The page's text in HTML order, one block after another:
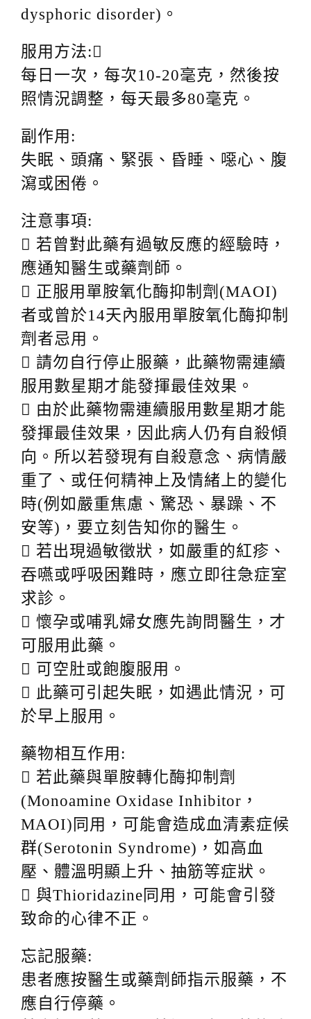
dysphoric disorder)。
服用方法:
每日一次，每次10-20毫克，然後按
照情況調整，每天最多80毫克。
副作用:
失眠、頭痛、緊張、昏睡、噁心、腹
瀉或困倦。
注意事項:
 若曾對此藥有過敏反應的經驗時，
應通知醫生或藥劑師。
 正服用單胺氧化酶抑制劑(MAOI)
者或曾於14天內服用單胺氧化酶抑制
劑者忌用。
 請勿自行停止服藥，此藥物需連續
服用數星期才能發揮最佳效果。
 由於此藥物需連續服用數星期才能
發揮最佳效果，因此病人仍有自殺傾
向。所以若發現有自殺意念、病情嚴
重了、或任何精神上及情緒上的變化
時(例如嚴重焦慮、驚恐、暴躁、不
安等)，要立刻告知你的醫生。
 若出現過敏徵狀，如嚴重的紅疹、
吞嚥或呼吸困難時，應立即往急症室
求診。
 懷孕或哺乳婦女應先詢問醫生，才
可服用此藥。
 可空肚或飽腹服用。
 此藥可引起失眠，如遇此情況，可
於早上服用。
藥物相互作用:
 若此藥與單胺轉化酶抑制劑
(Monoamine Oxidase Inhibitor，
MAOI)同用，可能會造成血清素症候
群(Serotonin Syndrome)，如高血
壓、體溫明顯上升、抽筋等症狀。
 與Thioridazine同用，可能會引發
致命的心律不正。
忘記服藥:
患者應按醫生或藥劑師指示服藥，不
應自行停藥。